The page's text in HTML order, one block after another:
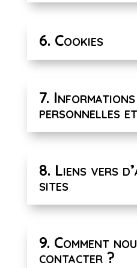
6. Cookies
7. Informations
personnelles
8. Liens vers
sites
9. Comment
contacter ?